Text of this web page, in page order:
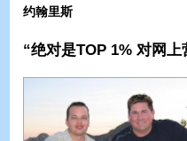
约翰里斯
“绝对是TOP 1% 对网上